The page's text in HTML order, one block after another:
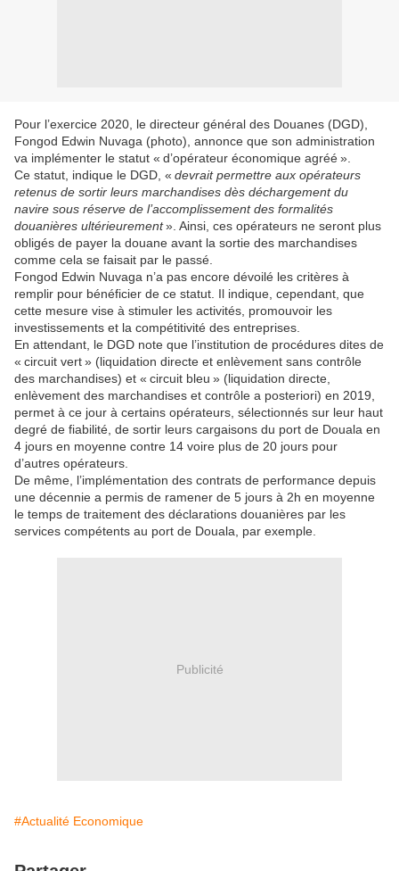
Pour l’exercice 2020, le directeur général des Douanes (DGD),
Fongod Edwin Nuvaga (photo), annonce que son administration
va implémenter le statut « d’opérateur économique agréé ».
Ce statut, indique le DGD, « devrait permettre aux opérateurs
retenus de sortir leurs marchandises dès déchargement du
navire sous réserve de l’accomplissement des formalités
douanières ultérieurement». Ainsi, ces opérateurs ne seront plus
obligés de payer la douane avant la sortie des marchandises
comme cela se faisait par le passé.
Fongod Edwin Nuvaga n’a pas encore dévoilé les critères à
remplir pour bénéficier de ce statut. Il indique, cependant, que
cette mesure vise à stimuler les activités, promouvoir les
investissements et la compétitivité des entreprises.
En attendant, le DGD note que l’institution de procédures dites de
« circuit vert » (liquidation directe et enlèvement sans contrôle
des marchandises) et « circuit bleu » (liquidation directe,
enlèvement des marchandises et contrôle a posteriori) en 2019,
permet à ce jour à certains opérateurs, sélectionnés sur leur haut
degré de fiabilité, de sortir leurs cargaisons du port de Douala en
4 jours en moyenne contre 14 voire plus de 20 jours pour
d’autres opérateurs.
De même, l’implémentation des contrats de performance depuis
une décennie a permis de ramener de 5 jours à 2h en moyenne
le temps de traitement des déclarations douanières par les
services compétents au port de Douala, par exemple.
Publicité
#Actualité Economique